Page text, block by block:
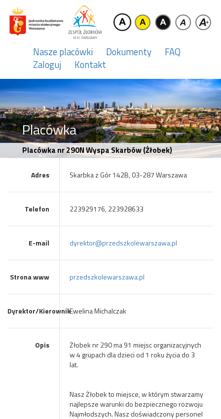
Nasze placówki Dokumenty
FAQ
Zaloguj
Kontakt
Placówka
Placówka nr 290N Wyspa Skarbów (Żłobek)
Adres Skarbka z Gór 142B, 03-287 Warszawa
Telefon 223929176, 223928633
E-mail dyrektor@przedszkolewarszawa.pl
Strona www przedszkolewarszawa.pl
Dyrektor/KierownikEwelina Michalczak
Opis
Żłobek nr 290 ma 91 miejsc organizacyjnych
w 4 grupach dla dzieci od 1 roku życia do 3
lat.
Nasz Żłobek to miejsce, w którym stwarzamy
najlepsze warunki do bezpiecznego rozwoju
Najmłodszych. Nasz doświadczony personel